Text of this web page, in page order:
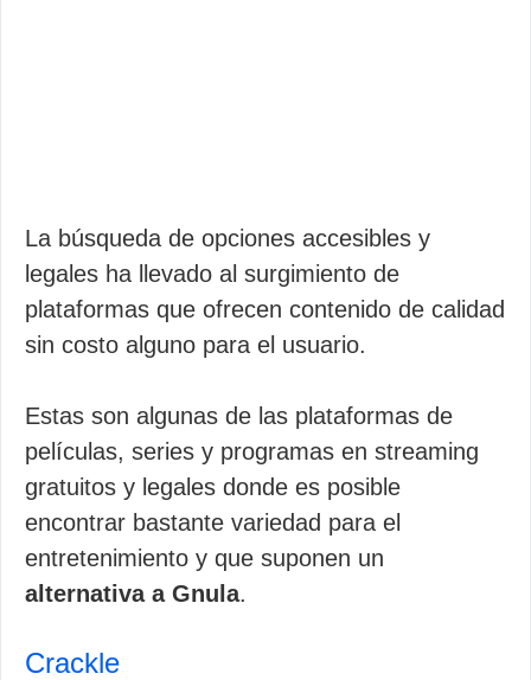
La búsqueda de opciones accesibles y
legales ha llevado al surgimiento de
plataformas que ofrecen contenido de calidad
sin costo alguno para el usuario.
Estas son algunas de las plataformas de
películas, series y programas en streaming
gratuitos y legales donde es posible
encontrar bastante variedad para el
entretenimiento y que suponen un
alternativa a Gnula.
Crackle